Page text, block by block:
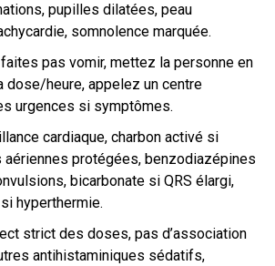
pupilles dilatées, peau
somnolence marquée.
pas vomir, mettez la personne en
dose/heure, appelez un centre
urgences si symptômes.
cardiaque, charbon activé si
protégées, benzodiazépines
bicarbonate si QRS élargi,
hyperthermie.
strict des doses, pas d’association
antihistaminiques sédatifs,